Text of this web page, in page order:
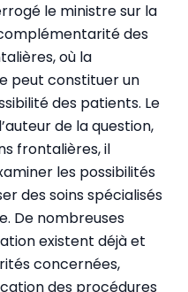
le ministre sur la
des
où la
peut constituer un
des patients. Le
de la question,
frontalières, il
les possibilités
des soins spécialisés
De nombreuses
existent déjà et
concernées,
des procédures